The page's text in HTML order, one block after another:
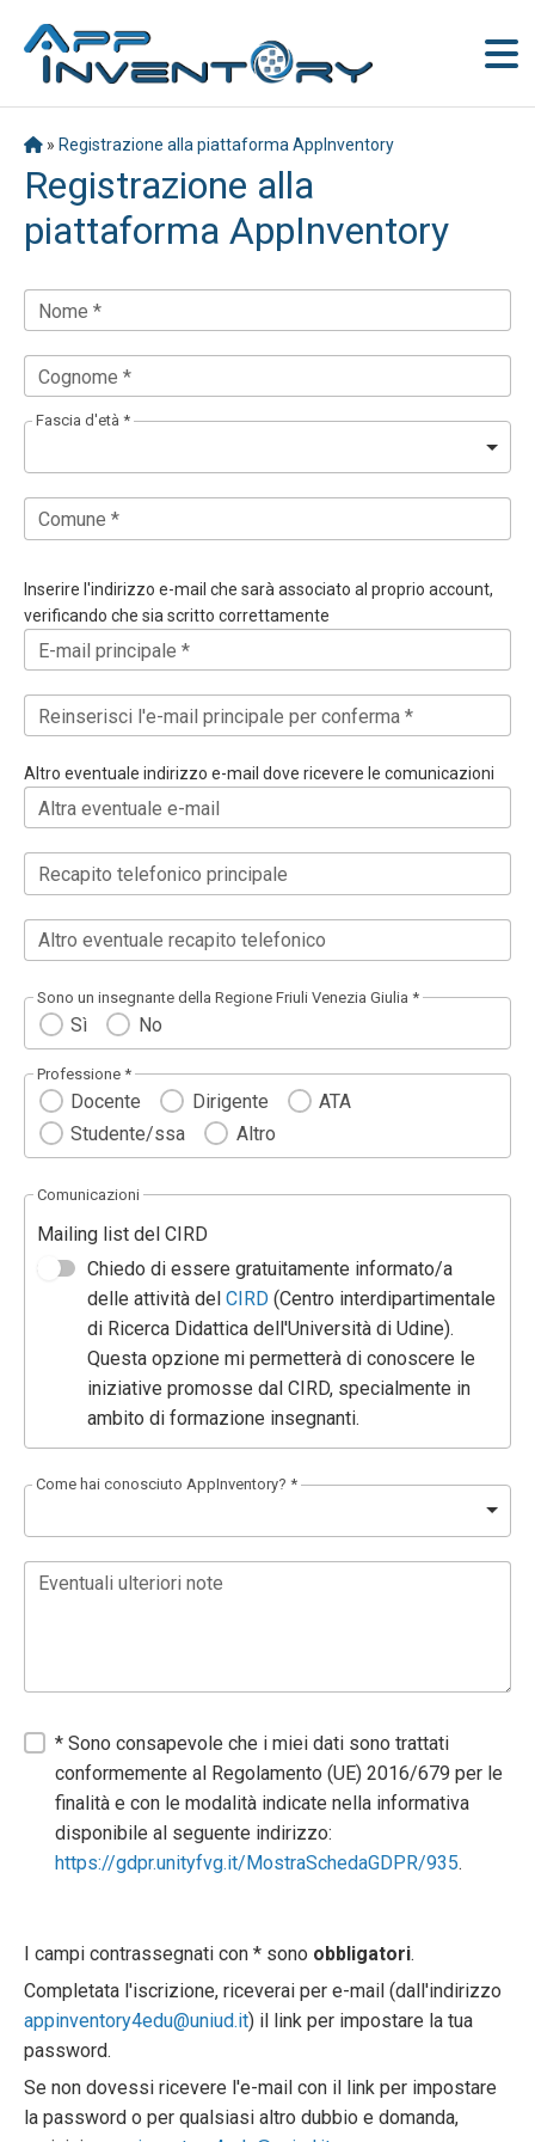
» Registrazione alla piattaforma AppInventory
Registrazione alla
piattaforma AppInventory
Nome *
Cognome *
Fascia d'età *
Comune *
Inserire l'indirizzo e-mail che sarà associato al proprio account,
verificando che sia scritto correttamente
E-mail principale *
Reinserisci l'e-mail principale per conferma *
Altro eventuale indirizzo e-mail dove ricevere le comunicazioni
Altra eventuale e-mail
Recapito telefonico principale
Altro eventuale recapito telefonico
Sono un insegnante della Regione Friuli Venezia Giulia *
Sì No
Professione *
Docente Dirigente
ATA
Studente/ssa
Altro
Comunicazioni
Mailing list del CIRD
Chiedo di essere gratuitamente informato/a
delle attività delCIRD (Centro interdipartimentale
di Ricerca Didattica dell'Università di Udine).
Questa opzione mi permetterà di conoscere le
iniziative promosse dal CIRD, specialmente in
ambito di formazione insegnanti.
Come hai conosciuto AppInventory? *
Eventuali ulteriori note
* Sono consapevole che i miei dati sono trattati
conformemente al Regolamento (UE) 2016/679 per le
finalità e con le modalità indicate nella informativa
disponibile al seguente indirizzo:
https://gdpr.unityfvg.it/MostraSchedaGDPR/935.
I campi contrassegnati con * sono obbligatori.
Completata l'iscrizione, riceverai per e-mail (dall'indirizzo
appinventory4edu@uniud.it) il link per impostare la tua
password.
Se non dovessi ricevere l'e-mail con il link per impostare
la password o per qualsiasi altro dubbio e domanda,